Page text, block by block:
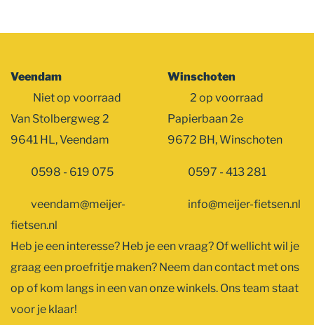
Veendam
Niet op voorraad
Van Stolbergweg 2
9641 HL, Veendam
0598 - 619 075
veendam@meijer-
fietsen.nl
Winschoten
2 op voorraad
Papierbaan 2e
9672 BH, Winschoten
0597 - 413 281
info@meijer-fietsen.nl
Heb je een interesse? Heb je een vraag? Of wellicht wil je
graag een proefritje maken? Neem dan contact met ons
op of kom langs in een van onze winkels. Ons team staat
voor je klaar!